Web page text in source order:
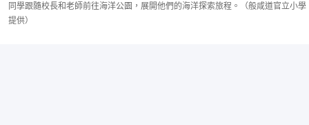
同學跟隨校長和老師前往海洋公園，展開他們的海洋探索旅程。（般咸道官立小學
提供）